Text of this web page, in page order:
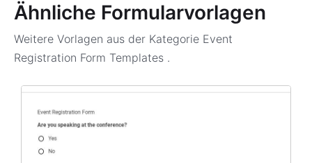
Ähnliche Formularvorlagen
Weitere Vorlagen aus der Kategorie Event
Registration Form Templates .